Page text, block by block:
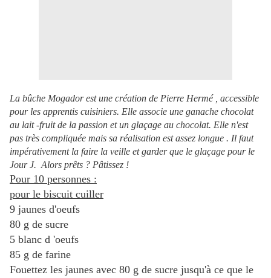
La bûche Mogador est une création de Pierre Hermé , accessible
pour les apprentis cuisiniers. Elle associe une ganache chocolat
au lait -fruit de la passion et un glaçage au chocolat. Elle n'est
pas très compliquée mais sa réalisation est assez longue . Il faut
impérativement la faire la veille et garder que le glaçage pour le
Jour J. Alors prêts ? Pâtissez !
Pour 10 personnes :
pour le biscuit cuiller
9 jaunes d'oeufs
80 g de sucre
5 blanc d 'oeufs
85 g de farine
Fouettez les jaunes avec 80 g de sucre jusqu'à ce que le